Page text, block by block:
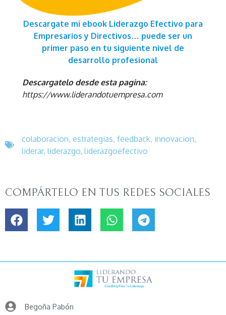
Descargate mi ebook Liderazgo Efectivo para
Empresarios y Directivos… puede ser un
primer paso en tu siguiente nivel de
desarrollo profesional
Descargatelo desde esta pagina:
https://www.liderandotuempresa.com
colaboracion, estrategias, feedback, innovacion,
liderar, liderazgo, liderazgoefectivo
COMPÁRTELO EN TUS REDES SOCIALES
Begoña Pabón